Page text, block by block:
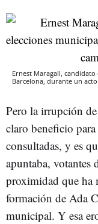
Ernest Maragall, candidato
Barcelona, durante un
Pero la irrupción
claro beneficio
consultadas, y es
apuntaba, votantes
proximidad que ha
formación de Ada
municipal. Y esa